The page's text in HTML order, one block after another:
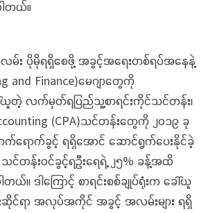
တယ်။
ပိုမိုရရှိစေဖို့ အခွင့်အရေးတစ်ရပ်အနေနဲ့
and Finance)မေဂျာတွေကို
ါ်ယူတဲ့ လက်မှတ်ရပြည်သူ့စာရင်းကိုင်သင်တန်း၊
(CPA)သင်တန်းတွေကို ၂၀၁၉ ခု
ရောက်ခွင့် ရရှိအောင် ဆောင်ရွက်ပေးနိုင်ခဲ့
သင်တန်းဝင်ခွင့်ရဦးရေရဲ့ ၂၅% ခန့်အထိ
။ ဒါကြောင့် စာရင်းစစ်ချုပ်ရုံးက ခေါ်ယူ
ဆိုင်ရာ အလုပ်အကိုင် အခွင့် အလမ်းများ ရရှိ